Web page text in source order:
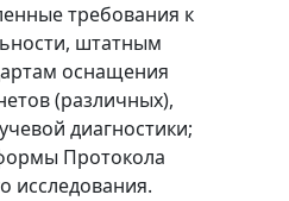
требования к
штатным
оснащения
(различных),
диагностики;
Протокола
исследования.